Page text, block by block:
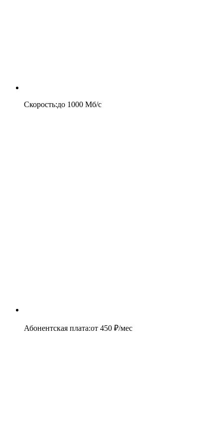
Скорость:до 1000 Мб/c
Абонентская плата:от 450 ₽/мес